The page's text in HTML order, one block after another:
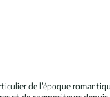
de l’époque